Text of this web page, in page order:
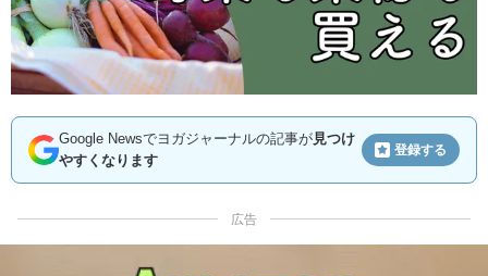
Google Newsでヨガジャーナルの記事が見つけ
やすくなります
登録する
広告